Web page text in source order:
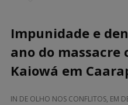
Impunidade e
ano do
Kaiowá em
IN DE OLHO NOS CONFLITOS, EM